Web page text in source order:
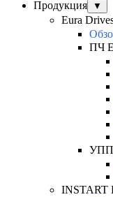
Продукция
▼
Eura
ПЧ
УПП